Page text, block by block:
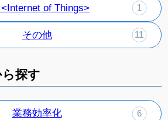
of Things> 1
その他 11
探す
業務効率化 6